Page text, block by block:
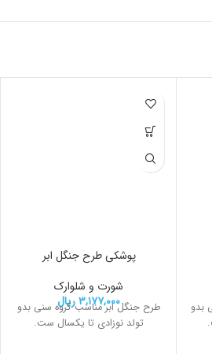
بدو
پوشکی طرح جنگل ابر
شورت و شلوارک
۳,۱۷۷,۰۰۰ریال
طرح جنگل ابر مناسب گروه سنی بدو
تولد نوزادی تا یکسال ست.